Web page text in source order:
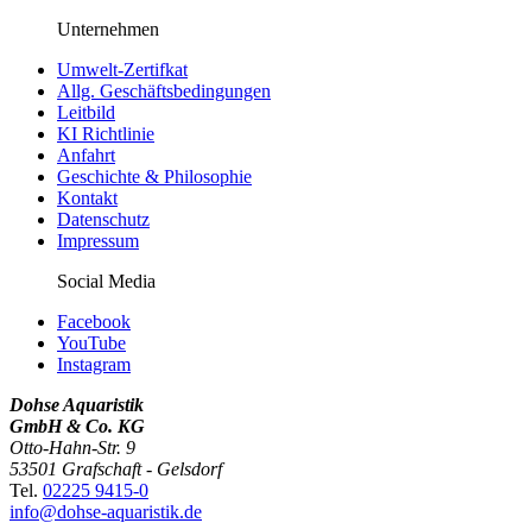
Unternehmen
Umwelt-Zertifkat
Allg. Geschäftsbedingungen
Leitbild
KI Richtlinie
Anfahrt
Geschichte & Philosophie
Kontakt
Datenschutz
Impressum
Social Media
Facebook
YouTube
Instagram
Dohse Aquaristik
GmbH & Co. KG
Otto-Hahn-Str. 9
53501 Grafschaft - Gelsdorf
Tel. 02225 9415-0
info@dohse-aquaristik.de